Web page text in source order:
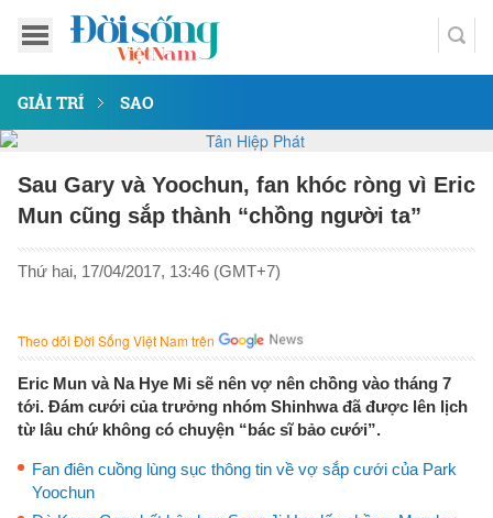
GIẢI TRÍ SAO
Sau Gary và Yoochun, fan khóc ròng vì Eric
Mun cũng sắp thành “chồng người ta”
Thứ hai, 17/04/2017, 13:46 (GMT+7)
Theo dõi Đời Sống Việt Nam trên
Eric Mun và Na Hye Mi sẽ nên vợ nên chồng vào tháng 7
tới. Đám cưới của trưởng nhóm Shinhwa đã được lên lịch
từ lâu chứ không có chuyện “bác sĩ bảo cưới”.
Fan điên cuồng lùng sục thông tin về vợ sắp cưới của Park
Yoochun